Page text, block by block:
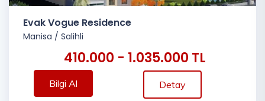
Evak Vogue Residence
Manisa / Salihli
410.000 - 1.035.000 TL
Bilgi Al Detay